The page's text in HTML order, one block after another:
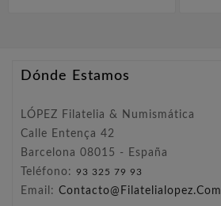
Dónde Estamos
LÓPEZ Filatelia & Numismática
Calle Entença 42
Barcelona 08015 - España
Teléfono: 93 325 79 93
Email: Contacto@filatelialopez.com